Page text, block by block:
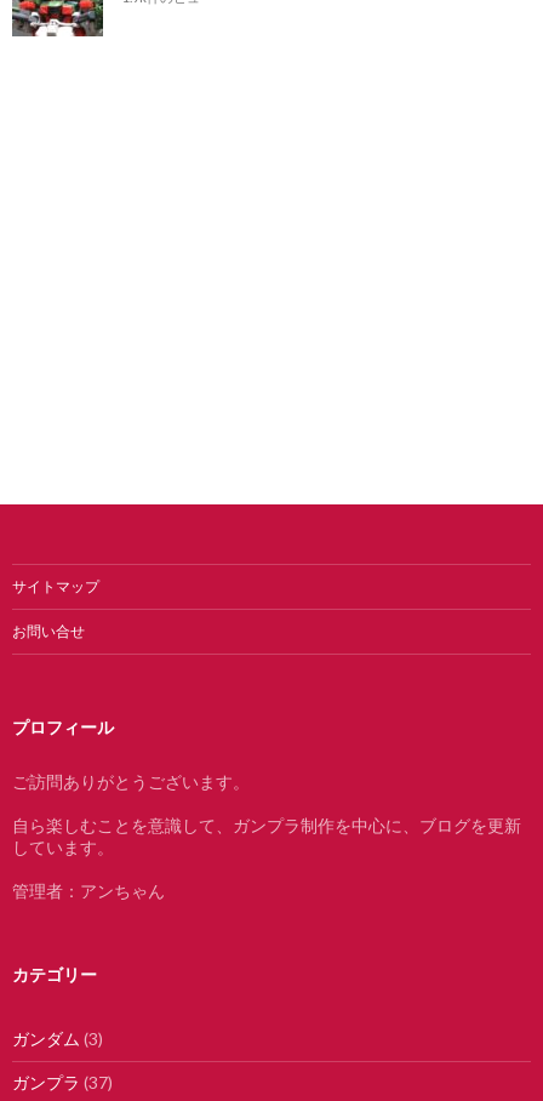
サイトマップ
お問い合せ
プロフィール
ご訪問ありがとうございます。
自ら楽しむことを意識して、ガンプラ制作を中心に、ブログを更新
しています。
管理者：アンちゃん
カテゴリー
ガンダム (3)
ガンプラ (37)